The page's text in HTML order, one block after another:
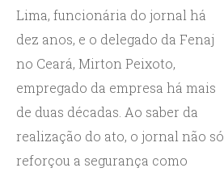
Lima, funcionária do jornal há
dez anos, e o delegado da Fenaj
no Ceará, Mirton Peixoto,
empregado da empresa há mais
de duas décadas. Ao saber da
realização do ato, o jornal não só
reforçou a segurança como